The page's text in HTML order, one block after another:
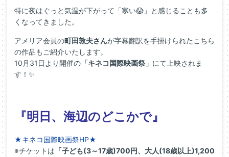
特に夜はぐっと気温が下がって「寒い😱」と感じることも多
くなってきました。
アメリア会員の町田敦夫さんが字幕翻訳を手掛けられたこちら
の作品もご紹介いたします。
10月31日より開催の 「キネコ国際映画祭」 にて上映されま
す！✨
『明日、海辺のどこかで』
★キネコ国際映画祭HP★
※チケットは 「子ども(3～17歳)700円、大人(18歳以上)1,200